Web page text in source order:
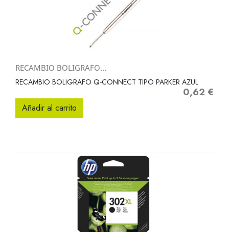
RECAMBIO BOLIGRAFO...
RECAMBIO BOLIGRAFO Q-CONNECT TIPO PARKER AZUL
Precio
0,62 €
Añadir al carrito